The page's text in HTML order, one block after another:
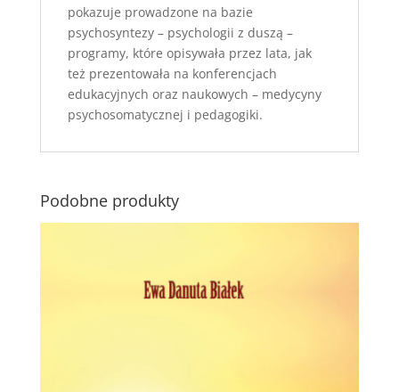
pokazuje prowadzone na bazie
psychosyntezy – psychologii z duszą –
programy, które opisywała przez lata, jak
też prezentowała na konferencjach
edukacyjnych oraz naukowych – medycyny
psychosomatycznej i pedagogiki.
Podobne produkty